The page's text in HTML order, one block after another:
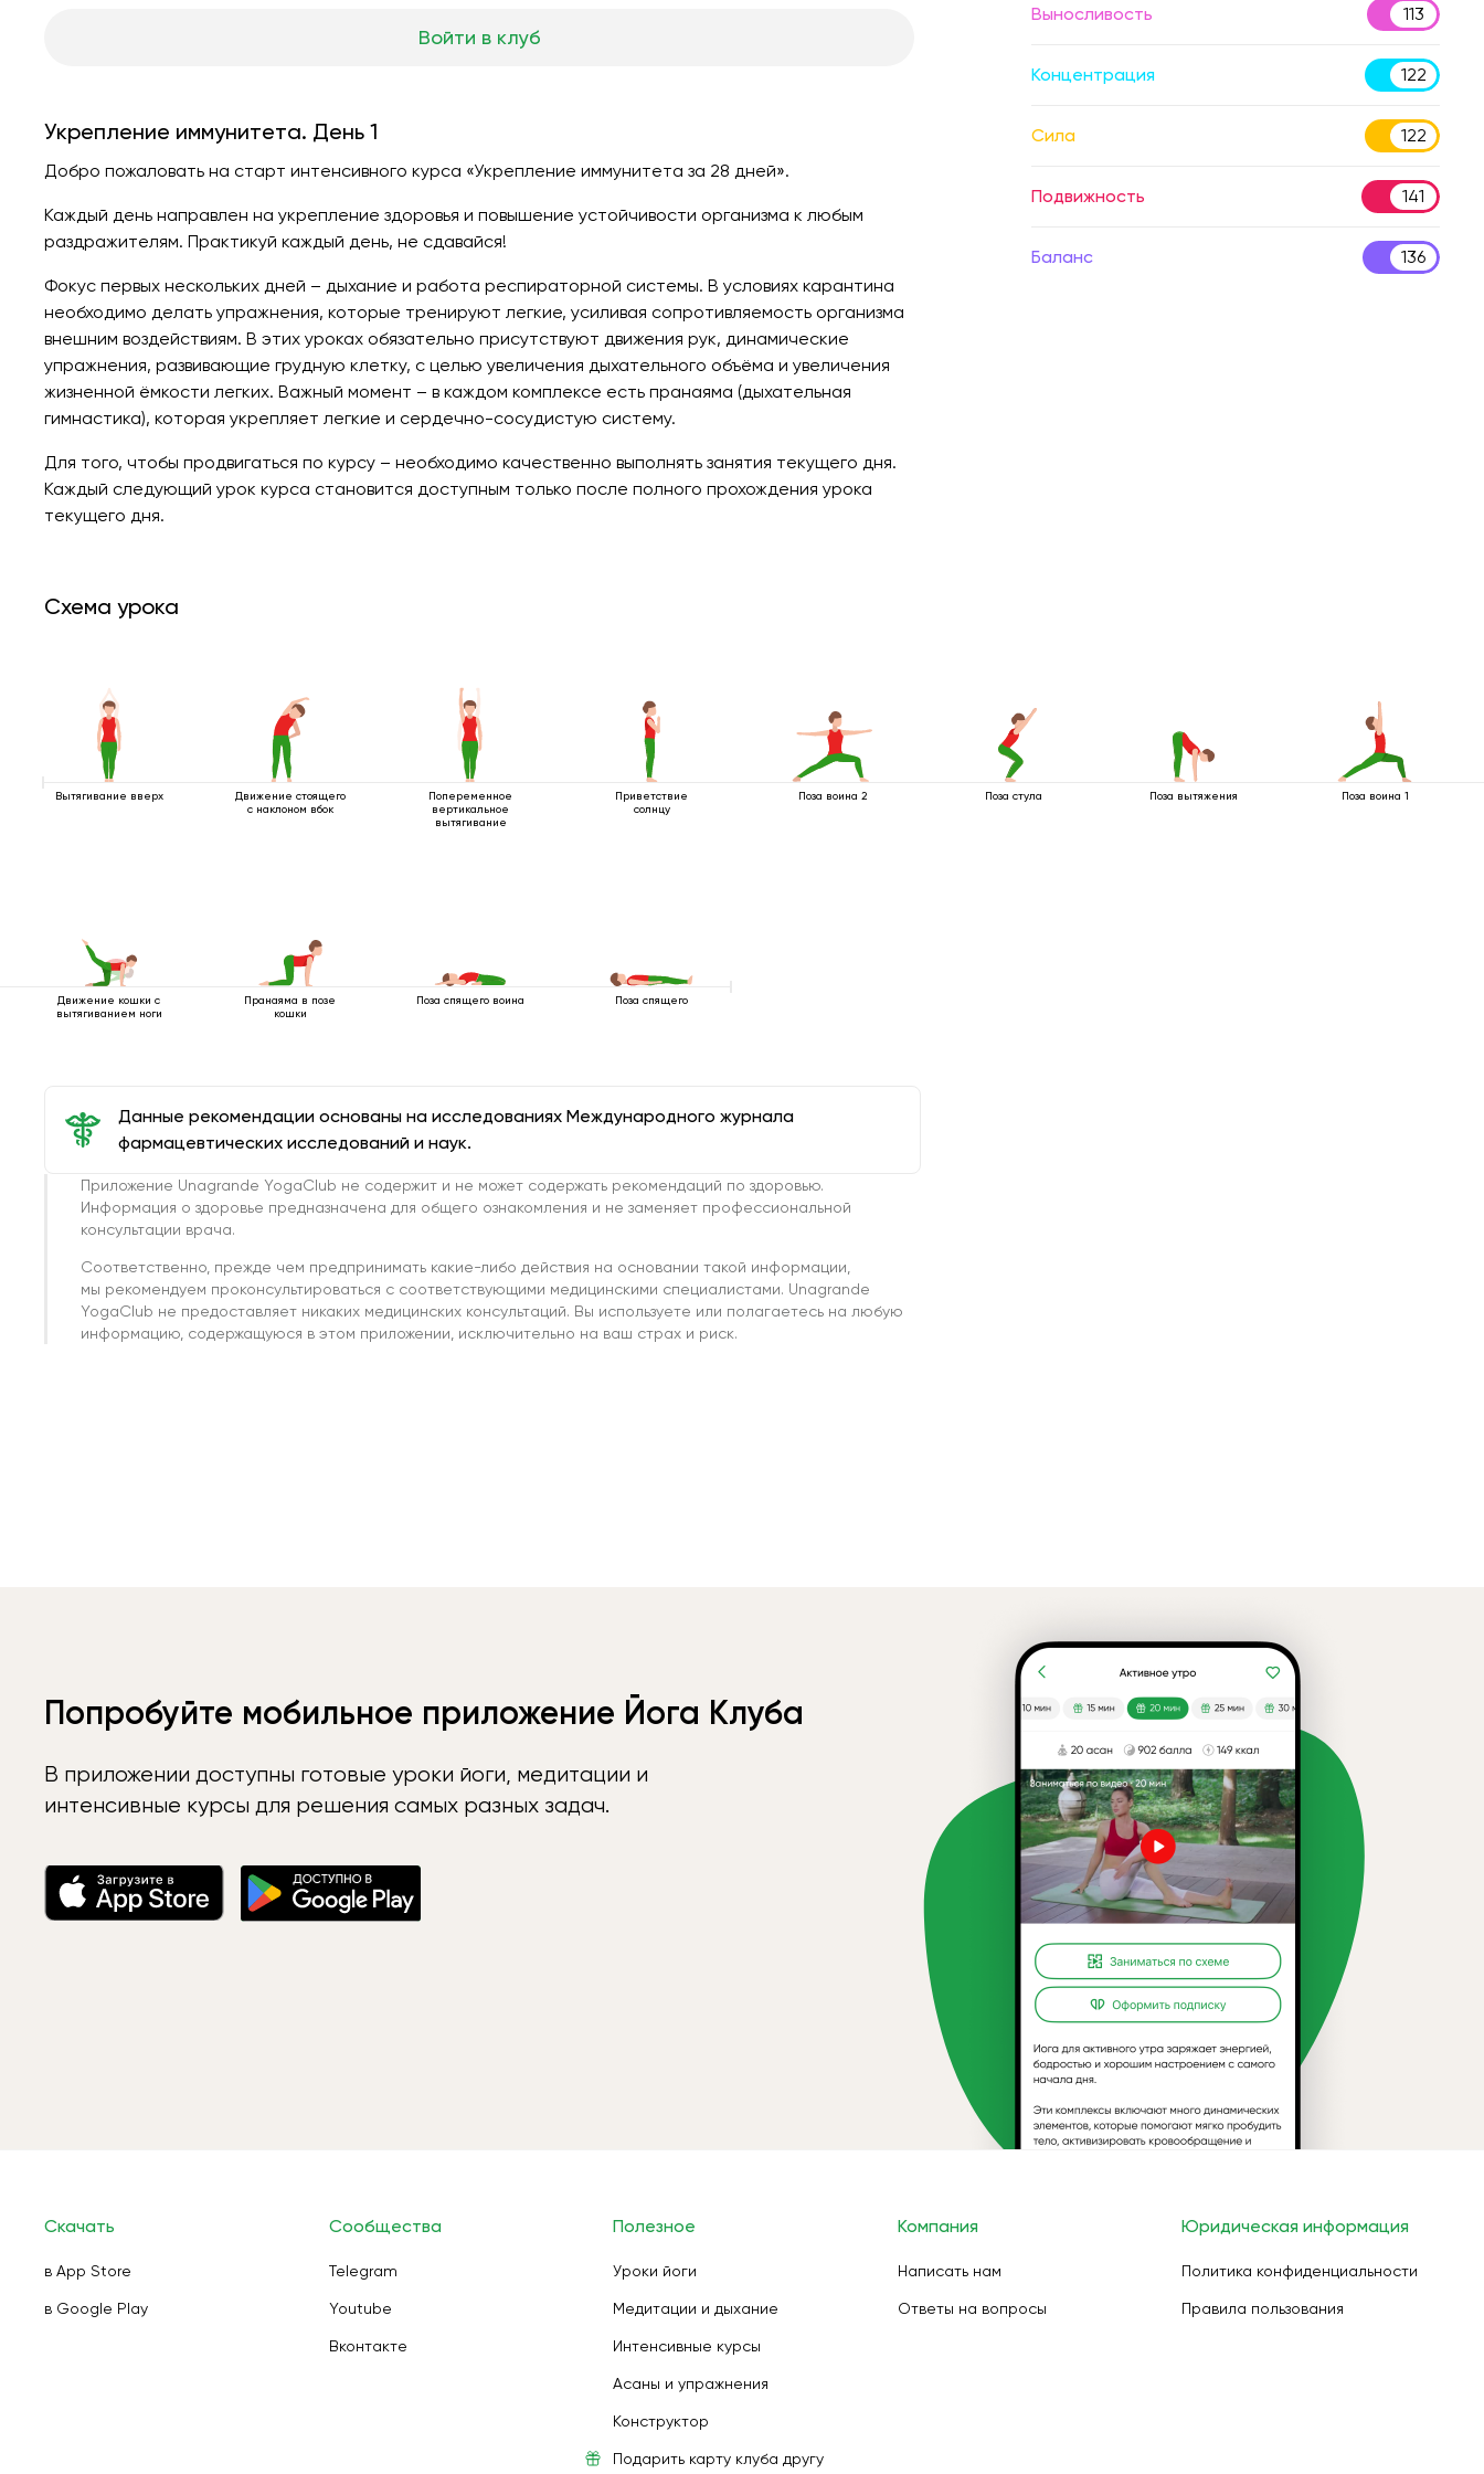
Войти в клуб
Укрепление иммунитета. День 1
Добро пожаловать на старт интенсивного курса «Укрепление иммунитета за 28 дней».
Каждый день направлен на укрепление здоровья и повышение устойчивости организма к любым
раздражителям. Практикуй каждый день, не сдавайся!
Фокус первых нескольких дней – дыхание и работа респираторной системы. В условиях карантина
необходимо делать упражнения, которые тренируют легкие, усиливая сопротивляемость организма
внешним воздействиям. В этих уроках обязательно присутствуют движения рук, динамические
упражнения, развивающие грудную клетку, с целью увеличения дыхательного объёма и увеличения
жизненной ёмкости легких. Важный момент – в каждом комплексе есть пранаяма (дыхательная
гимнастика), которая укрепляет легкие и сердечно-сосудистую систему.
Для того, чтобы продвигаться по курсу – необходимо качественно выполнять занятия текущего дня.
Каждый следующий урок курса становится доступным только после полного прохождения урока
текущего дня.
Выносливость 113
Концентрация 122
Сила 122
Подвижность 141
Баланс 136
Схема урока
Вытягивание вверх
Движение стоящего
с наклоном вбок
Попеременное
вертикальное
вытягивание
Приветствие
солнцу
Поза воина 2 Поза стула Поза вытяжения Поза воина 1
Движение кошки с
вытягиванием ноги
Пранаяма в позе
кошки
Поза спящего воина Поза спящего
Данные рекомендации основаны на исследованиях Международного журнала
фармацевтических исследований и наук.
Приложение Unagrande YogaClub не содержит и не может содержать рекомендаций по здоровью.
Информация о здоровье предназначена для общего ознакомления и не заменяет профессиональной
консультации врача.
Соответственно, прежде чем предпринимать какие-либо действия на основании такой информации,
мы рекомендуем проконсультироваться с соответствующими медицинскими специалистами. Unagrande
YogaClub не предоставляет никаких медицинских консультаций. Вы используете или полагаетесь на любую
информацию, содержащуюся в этом приложении, исключительно на ваш страх и риск.
Попробуйте мобильное приложение Йога Клуба
В приложении доступны готовые уроки йоги, медитации и
интенсивные курсы для решения самых разных задач.
Скачать
в App Store
в Google Play
Сообщества
Telegram
Youtube
Вконтакте
Полезное
Уроки йоги
Медитации и дыхание
Интенсивные курсы
Асаны и упражнения
Конструктор
Подарить карту клуба другу
Компания
Написать нам
Ответы на вопросы
Юридическая информация
Политика конфиденциальности
Правила пользования